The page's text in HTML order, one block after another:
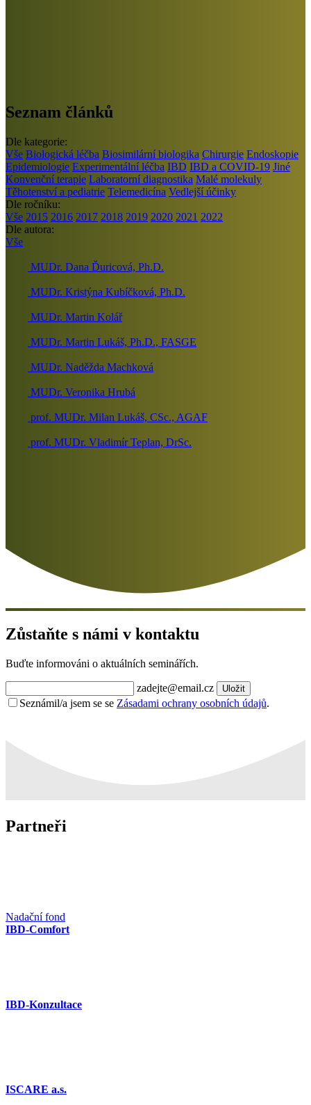
Seznam článků
Dle kategorie:
Vše Biologická léčba Biosimilární biologika Chirurgie Endoskopie
Epidemiologie Experimentální léčba IBD IBD a COVID-19 Jiné
Konvenční terapie Laboratorní diagnostika Malé molekuly
Těhotenství a pediatrie Telemedicína Vedlejší účinky
Dle ročníku:
Vše 2015 2016 2017 2018 2019 2020 2021 2022
Dle autora:
Vše
MUDr. Dana Ďuricová, Ph.D.
MUDr. Kristýna Kubíčková, Ph.D.
MUDr. Martin Kolář
MUDr. Martin Lukáš, Ph.D., FASGE
MUDr. Naděžda Machková
MUDr. Veronika Hrubá
prof. MUDr. Milan Lukáš, CSc., AGAF
prof. MUDr. Vladimír Teplan, DrSc.
Zůstaňte s námi v kontaktu
Buďte informováni o aktuálních seminářích.
zadejte@email.cz Uložit
Seznámil/a jsem se se Zásadami ochrany osobních údajů.
Partneři
Nadační fond
IBD-Comfort
IBD-Konzultace
ISCARE a.s.